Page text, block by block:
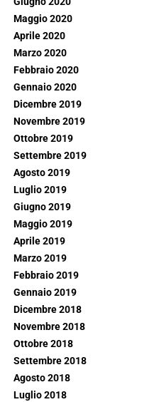
Maggio 2020
Aprile 2020
Marzo 2020
Febbraio 2020
Gennaio 2020
Dicembre 2019
Novembre 2019
Ottobre 2019
Settembre 2019
Agosto 2019
Luglio 2019
Giugno 2019
Maggio 2019
Aprile 2019
Marzo 2019
Febbraio 2019
Gennaio 2019
Dicembre 2018
Novembre 2018
Ottobre 2018
Settembre 2018
Agosto 2018
Luglio 2018